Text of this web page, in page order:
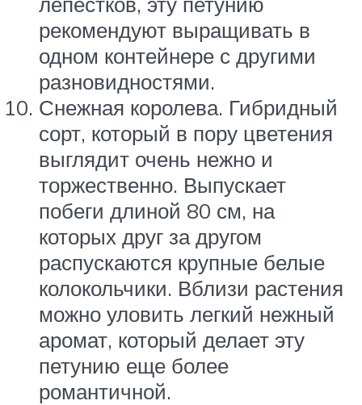
рекомендуют выращивать в
одном контейнере с другими
разновидностями.
Снежная королева. Гибридный
сорт, который в пору цветения
выглядит очень нежно и
торжественно. Выпускает
побеги длиной 80 см, на
которых друг за другом
распускаются крупные белые
колокольчики. Вблизи растения
можно уловить легкий нежный
аромат, который делает эту
петунию еще более
романтичной.